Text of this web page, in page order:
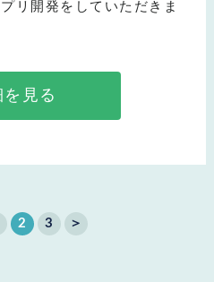
リ開発をしていただきま
を見る
2 3 ＞